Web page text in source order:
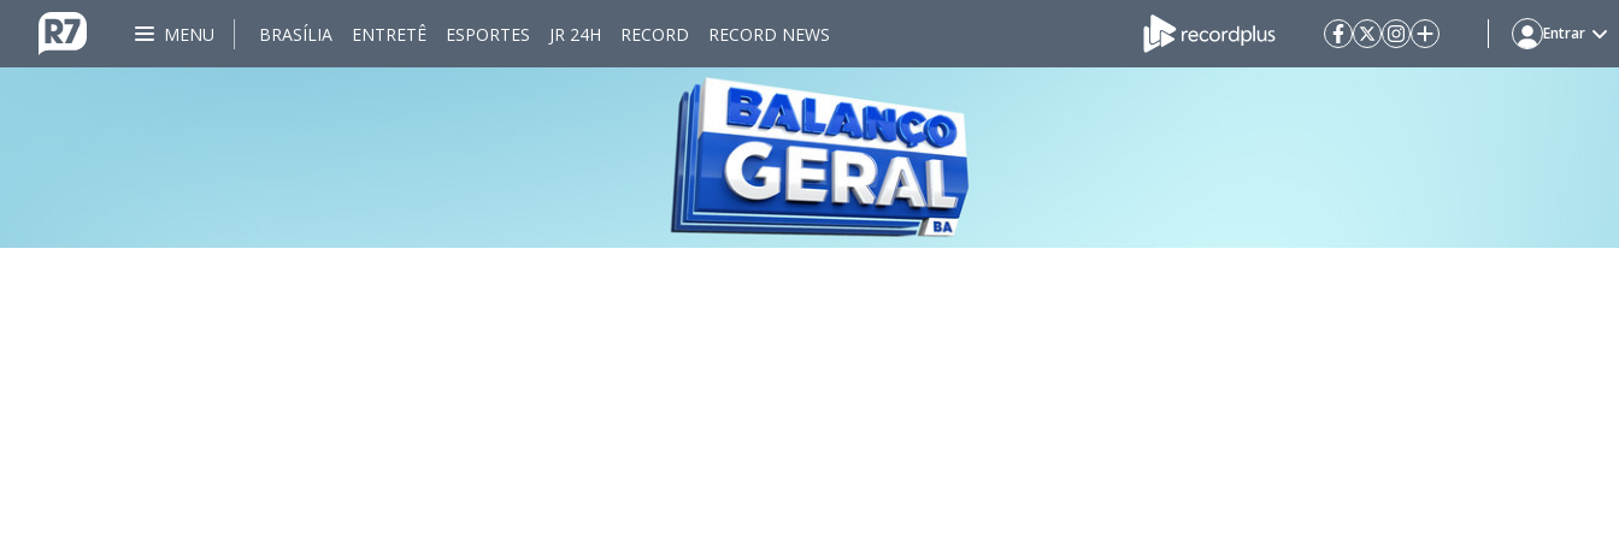
MENU BRASÍLIA ENTRETÊ ESPORTES JR 24H RECORD RECORD NEWS Entrar